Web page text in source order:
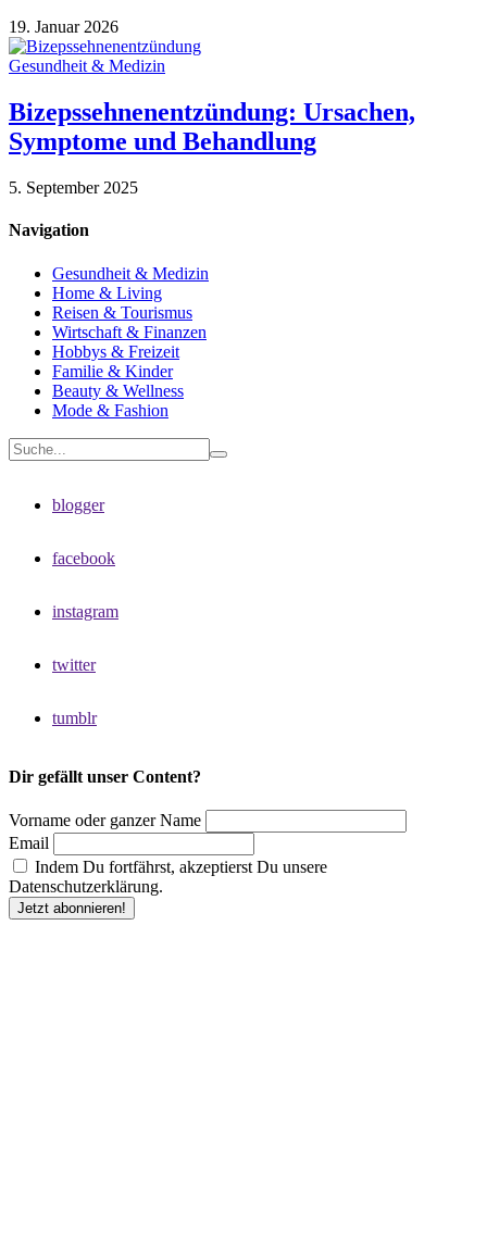
19. Januar 2026
Gesundheit & Medizin
Bizepssehnenentzündung: Ursachen,
Symptome und Behandlung
5. September 2025
Navigation
Gesundheit & Medizin
Home & Living
Reisen & Tourismus
Wirtschaft & Finanzen
Hobbys & Freizeit
Familie & Kinder
Beauty & Wellness
Mode & Fashion
blogger
facebook
instagram
twitter
tumblr
Dir gefällt unser Content?
Vorname oder ganzer Name
Email
Indem Du fortfährst, akzeptierst Du unsere
Datenschutzerklärung.